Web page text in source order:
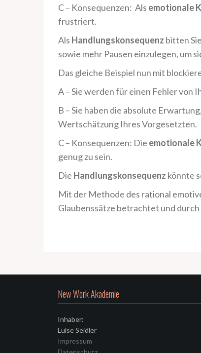
C – Konsequenzen: Als emotionale
frustriert.
Als Handlungskonsequenz bitten
sowie mehr Pausen einzulegen, um
Das gleiche Beispiel nun mit
A – Sie werden für einen Fehler
B – Sie haben die absolute
Wertschätzung Ihres Vorgesetzten.
C – Konsequenzen: Die emotionale
genug zu sein.
Die Handlungskonsequenz könnte
Mit der Methode des rational
Glaubenssätze betrachtet und
New Work Akademie
Inhaber:
Luise Seidler
Impressum